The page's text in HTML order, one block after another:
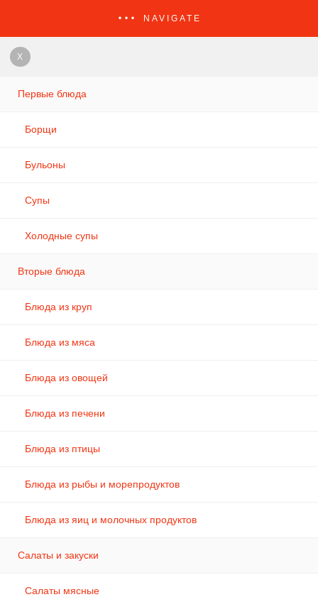
NAVIGATE
X
Первые блюда
Борщи
Бульоны
Супы
Холодные супы
Вторые блюда
Блюда из круп
Блюда из мяса
Блюда из овощей
Блюда из печени
Блюда из птицы
Блюда из рыбы и морепродуктов
Блюда из яиц и молочных продуктов
Салаты и закуски
Салаты мясные